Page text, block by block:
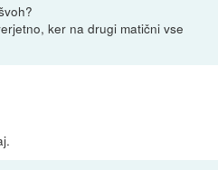
ker na drugi matični vse